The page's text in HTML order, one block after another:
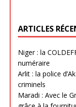
ARTICLES
Niger : la
numéraire
Arlit : la police
criminels
Maradi : Avec le